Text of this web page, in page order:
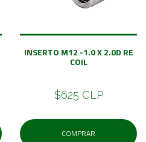
INSERTO M12 -1.0 X 2.0D RE
COIL
$625 CLP
COMPRAR